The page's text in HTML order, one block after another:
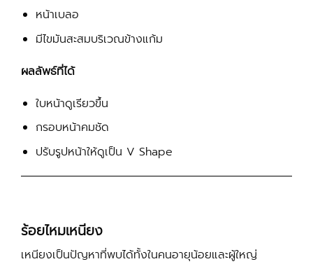
หน้าเบลอ
มีไขมันสะสมบริเวณข้างแก้ม
ผลลัพธ์ที่ได้
ใบหน้าดูเรียวขึ้น
กรอบหน้าคมชัด
ปรับรูปหน้าให้ดูเป็น V Shape
ร้อยไหมเหนียง
เหนียงเป็นปัญหาที่พบได้ทั้งในคนอายุน้อยและผู้ใหญ่